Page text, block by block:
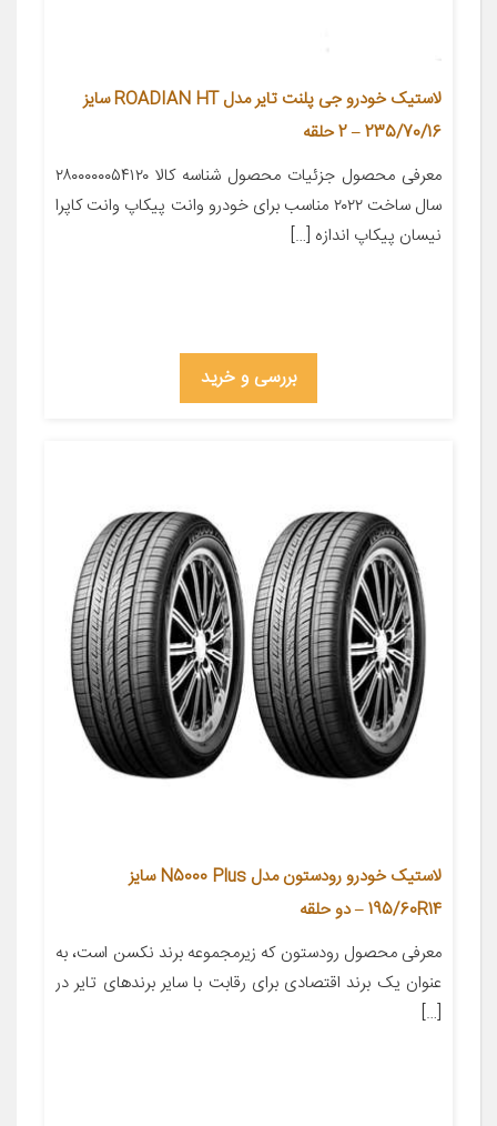
لاستیک خودرو جی پلنت تایر مدل ROADIAN HT سایز
235/70/16 – 2 حلقه
معرفی محصول جزئیات محصول شناسه کالا ۲۸۰۰۰۰۰۰۵۴۱۲۰
سال ساخت ۲۰۲۲ مناسب برای خودرو وانت پیکاپ وانت کاپرا
نیسان پیکاپ اندازه […]
بررسی و خرید
لاستیک خودرو رودستون مدل N5000 Plus سایز
195/60R14 – دو حلقه
معرفی محصول رودستون که زیرمجموعه برند نکسن است، به
عنوان یک برند اقتصادی برای رقابت با سایر برندهای تایر در
[…]